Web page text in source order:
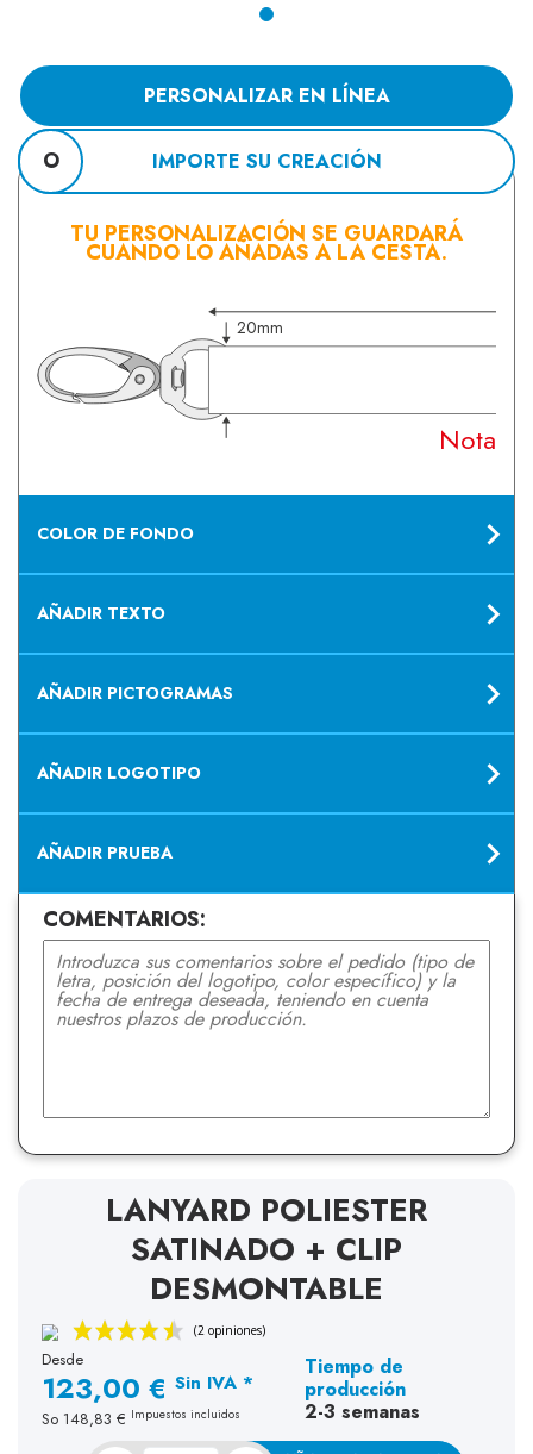
PERSONALIZAR EN LÍNEA
O IMPORTE SU CREACIÓN
TU PERSONALIZACIÓN SE GUARDARÁ
CUANDO LO AÑADAS A LA CESTA.
20mm
Nota:
COLOR DE FONDO
AÑADIR TEXTO
AÑADIR PICTOGRAMAS
AÑADIR LOGOTIPO
AÑADIR PRUEBA
COMENTARIOS:
LANYARD POLIESTER
SATINADO + CLIP
DESMONTABLE
Desde
123,00 € Sin IVA *
So 148,83 € Impuestos incluidos
Tiempo de
producción
2-3 semanas